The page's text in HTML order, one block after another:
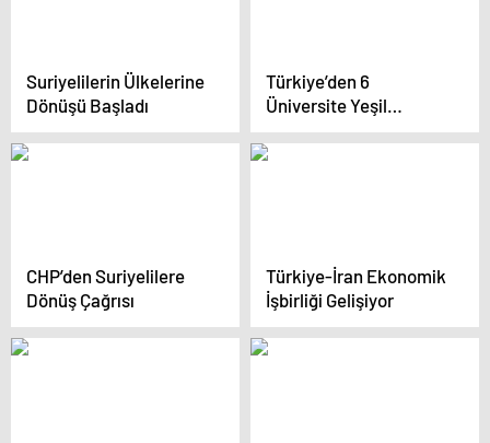
Suriyelilerin Ülkelerine
Dönüşü Başladı
Türkiye’den 6
Üniversite Yeşil
Üniversite Endeksi’nde
İlk 100’de
CHP’den Suriyelilere
Dönüş Çağrısı
Türkiye-İran Ekonomik
İşbirliği Gelişiyor